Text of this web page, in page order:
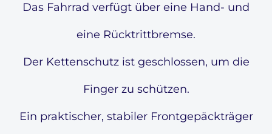
Das Fahrrad verfügt über eine Hand- und
eine Rücktrittbremse.
Der Kettenschutz ist geschlossen, um die
Finger zu schützen.
Ein praktischer, stabiler Frontgepäckträger